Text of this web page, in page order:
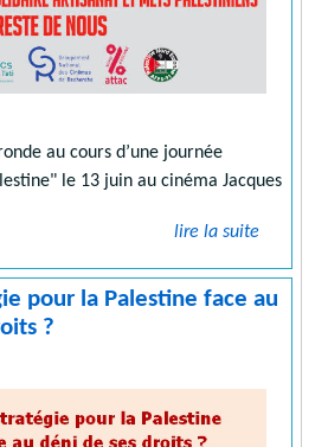
au cours d’une journée
le 13 juin au cinéma Jacques
lire la suite
pour la Palestine face au
?